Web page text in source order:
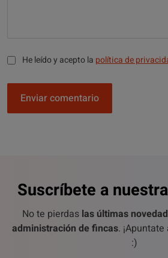
He leído y acepto la política de
Enviar comentario
Suscríbete a
No te pierdas las últimas
administración de fincas.
:)